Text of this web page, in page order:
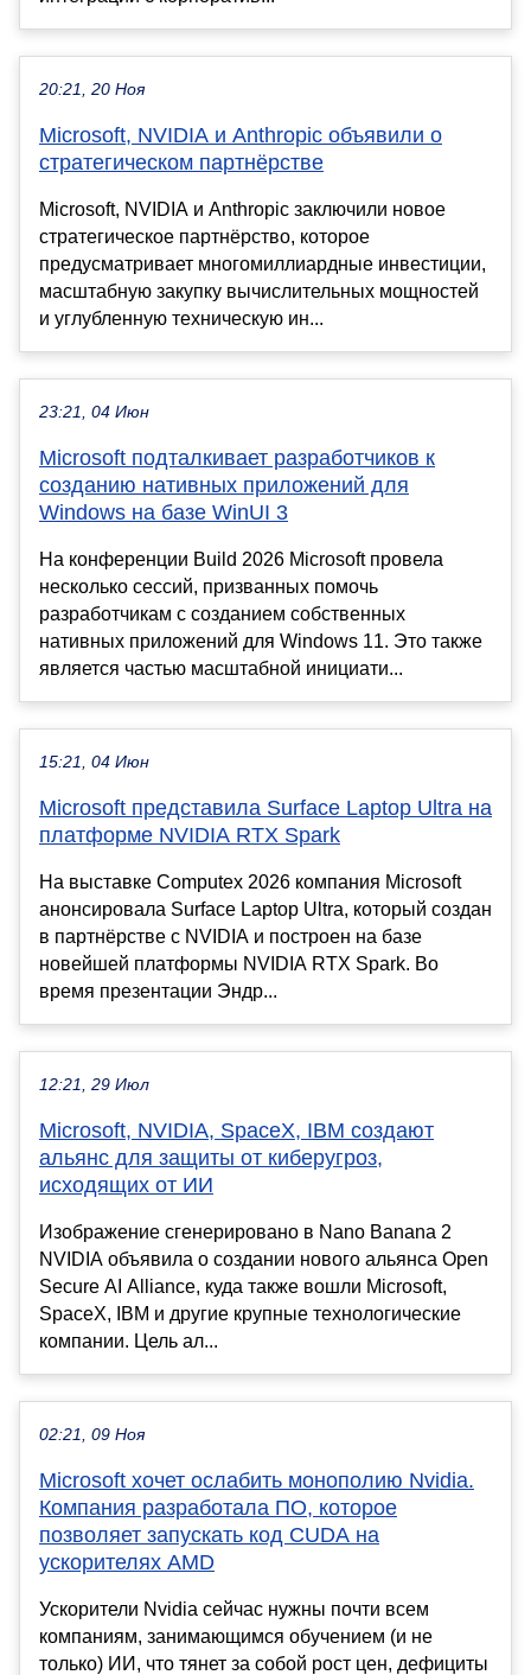
20:21, 20 Ноя
Microsoft, NVIDIA и Anthropic объявили о
стратегическом партнёрстве
Microsoft, NVIDIA и Anthropic заключили новое
стратегическое партнёрство, которое
предусматривает многомиллиардные инвестиции,
масштабную закупку вычислительных мощностей
и углубленную техническую ин...
23:21, 04 Июн
Microsoft подталкивает разработчиков к
созданию нативных приложений для
Windows на базе WinUI 3
На конференции Build 2026 Microsoft провела
несколько сессий, призванных помочь
разработчикам с созданием собственных
нативных приложений для Windows 11. Это также
является частью масштабной инициати...
15:21, 04 Июн
Microsoft представила Surface Laptop Ultra на
платформе NVIDIA RTX Spark
На выставке Computex 2026 компания Microsoft
анонсировала Surface Laptop Ultra, который создан
в партнёрстве с NVIDIA и построен на базе
новейшей платформы NVIDIA RTX Spark. Во
время презентации Эндр...
12:21, 29 Июл
Microsoft, NVIDIA, SpaceX, IBM создают
альянс для защиты от киберугроз,
исходящих от ИИ
Изображение сгенерировано в Nano Banana 2
NVIDIA объявила о создании нового альянса Open
Secure AI Alliance, куда также вошли Microsoft,
SpaceX, IBM и другие крупные технологические
компании. Цель ал...
02:21, 09 Ноя
Microsoft хочет ослабить монополию Nvidia.
Компания разработала ПО, которое
позволяет запускать код CUDA на
ускорителях AMD
Ускорители Nvidia сейчас нужны почти всем
компаниям, занимающимся обучением (и не
только) ИИ, что тянет за собой рост цен, дефициты